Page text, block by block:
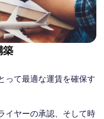
築
って最適な運賃を確保す
イヤーの承認、そして時